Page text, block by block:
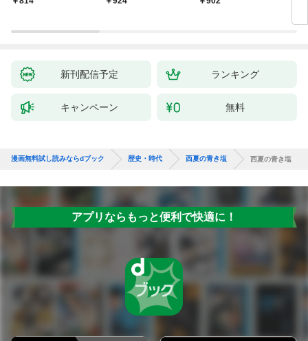
新刊配信予定 ランキング
キャンペーン 無料
漫画無料試し読みならdブック 歴史・時代 西夏の青き塩 西夏の青き塩
アプリならもっと便利で快適に！